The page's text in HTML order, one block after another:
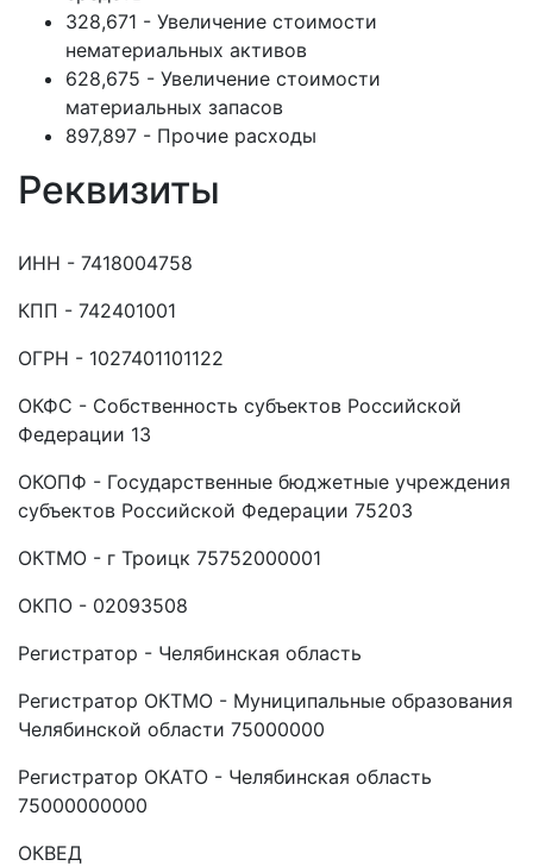
328,671 - Увеличение стоимости
нематериальных активов
628,675 - Увеличение стоимости
материальных запасов
897,897 - Прочие расходы
Реквизиты
ИНН - 7418004758
КПП - 742401001
ОГРН - 1027401101122
ОКФС - Собственность субъектов Российской
Федерации 13
ОКОПФ - Государственные бюджетные учреждения
субъектов Российской Федерации 75203
ОКТМО - г Троицк 75752000001
ОКПО - 02093508
Регистратор - Челябинская область
Регистратор ОКТМО - Муниципальные образования
Челябинской области 75000000
Регистратор ОКАТО - Челябинская область
75000000000
ОКВЕД